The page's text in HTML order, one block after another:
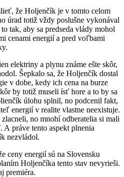
že Holjenčík je v tomto celom
úrad totiž vždy poslušne vykonával
tak, aby sa predseda vlády mohol
cenami energií a pred voľbami
elektriny a plynu známe ešte skôr,
Šepkalo sa, že Holjenčík dostal
v dobe, kedy ich cena na burze
by totiž museli ísť hore a to by sa
úlohu splnil, no podcenil fakt,
energií v realite vlastne neexistuje.
no mnohí odberatelia si mali
práve tento aspekt plnenia
nezvládol.
ceny energií sú na Slovensku
Holjenčíka tento stav nevyrieši.
premiéra.